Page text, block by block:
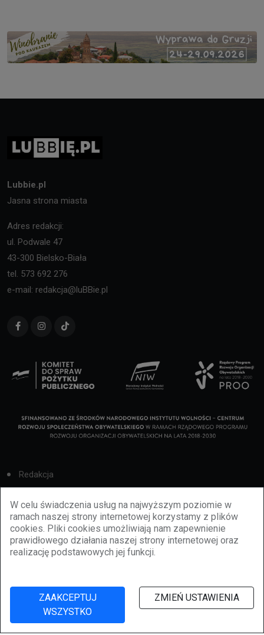
W celu świadczenia usług na najwyższym poziomie w
ramach naszej strony internetowej korzystamy z plików
cookies. Pliki cookies umożliwiają nam zapewnienie
prawidłowego działania naszej strony internetowej oraz
realizację podstawowych jej funkcji.
ZAAKCEPTUJ
WSZYSTKO
ZMIEŃ USTAWIENIA
Lubbie.pl
Jasna strona miasta
Adres redakcji:
ul. Podwale 47
43-300 Bielsko-Biała
tel. 573 692 276
e-mail: redakcja@luBBie.pl
Redakcja
Reklama
BBiletomania